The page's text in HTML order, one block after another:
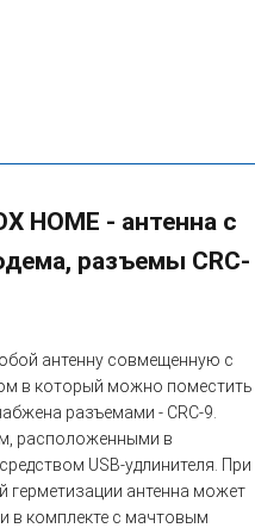
HOME - антенна с
разъемы CRC-
антенну совмещенную с
в который можно поместить
разъемами - CRC-9.
расположенными в
USB-удлинителя. При
герметизации антенна может
в комплекте с мачтовым